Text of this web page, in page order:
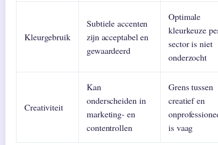
Kleurgebruik
Subtiele accenten
zijn acceptabel en
gewaardeerd
Optimale
kleurkeuze
sector is niet
onderzocht
Creativiteit
Kan
onderscheiden in
marketing- en
contentrollen
Grens tussen
creatief en
is vaag